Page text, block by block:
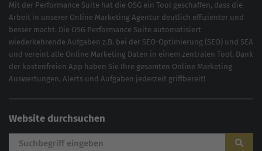
Mit der Performance Suite hat die OSG ein Tool geschaffen, dass die
Arbeit in unserer Online Marketing Agentur deutlich effizienter und
besser macht. Die OSG Performance Suite automatisiert
wiederkehrende Aufgaben z.B. bei der SEO-Optimierung (SEO) und SEA
und vereint alle Online Marketing Daten in einem zentralen Tool. Dank
der kostenfreien App haben Sie Ihre gesamten Online Marketing
Auswertungen, Alerts und Aufgaben jederzeit griffbereit!
Website durchsuchen